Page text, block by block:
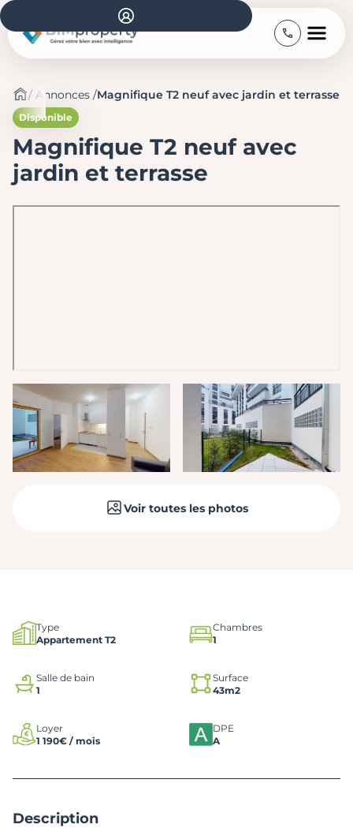
/ Annonces /Magnifique T2 neuf avec jardin et terrasse
Disponible
Magnifique T2 neuf avec
jardin et terrasse
Voir toutes les photos
Type
Appartement T2
Chambres
1
Salle de bain
1
Surface
43m2
Loyer
1 190€ / mois
DPE
A
Description